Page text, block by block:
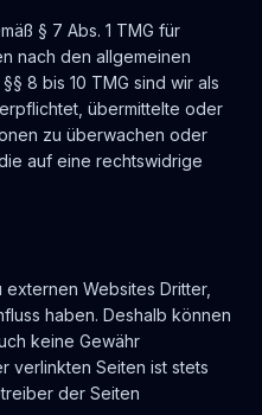
§ 7 Abs. 1 TMG für
nach den allgemeinen
8 bis 10 TMG sind wir als
übermittelte oder
zu überwachen oder
auf eine rechtswidrige
Websites Dritter,
haben. Deshalb können
keine Gewähr
verlinkten Seiten ist stets
der Seiten